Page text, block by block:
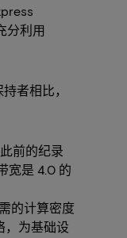
分利用
者相比，
前的纪录
宽是 4.0 的
的计算密度
，为基础设